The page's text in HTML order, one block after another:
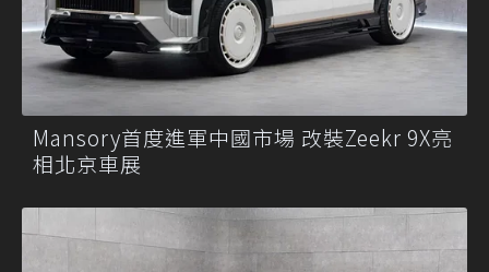
Mansory首度進軍中國市場 改裝Zeekr 9X亮
相北京車展